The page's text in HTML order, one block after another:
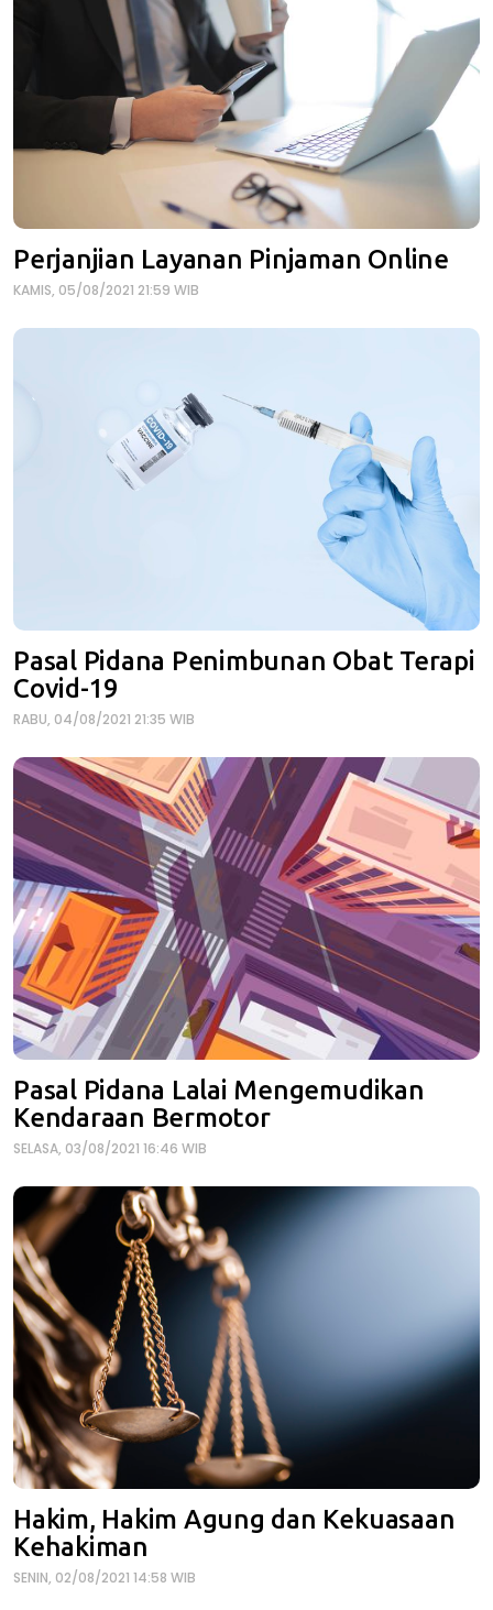
Perjanjian Layanan Pinjaman Online
KAMIS, 05/08/2021 21:59 WIB
Pasal Pidana Penimbunan Obat Terapi
Covid-19
RABU, 04/08/2021 21:35 WIB
Pasal Pidana Lalai Mengemudikan
Kendaraan Bermotor
SELASA, 03/08/2021 16:46 WIB
Hakim, Hakim Agung dan Kekuasaan
Kehakiman
SENIN, 02/08/2021 14:58 WIB